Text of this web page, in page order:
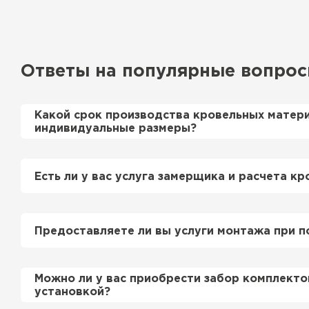
Ответы на популярные
Какой срок производства кровельных
индивидуальные размеры?
профнастила 1-2 дня. Производственные
нам производить более 700 м2 в день.
Есть ли у вас услуга замерщика и расчета
просьбе приедет на объект и сделает
этом стоимость расчета нашим специалистом
Предоставляете ли вы услуги монтажа при
смонтировать Вашу кровлю и забор по
подробно уточняйте у менеджера по телефону.
Можно ли у вас приобрести забор
установкой?
ПЕРЕЙТИ